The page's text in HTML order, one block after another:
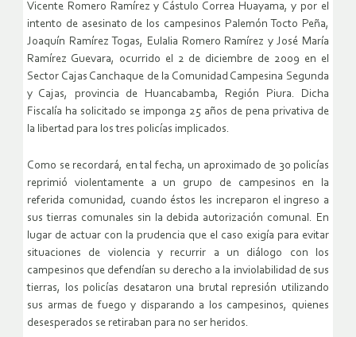
Vicente Romero Ramírez y Cástulo Correa Huayama, y por el
intento de asesinato de los campesinos Palemón Tocto Peña,
Joaquín Ramírez Togas, Eulalia Romero Ramírez y José María
Ramírez Guevara, ocurrido el 2 de diciembre de 2009 en el
Sector Cajas Canchaque de la Comunidad Campesina Segunda
y Cajas, provincia de Huancabamba, Región Piura. Dicha
Fiscalía ha solicitado se imponga 25 años de pena privativa de
la libertad para los tres policías implicados.
Como se recordará, en tal fecha, un aproximado de 30 policías
reprimió violentamente a un grupo de campesinos en la
referida comunidad, cuando éstos les increparon el ingreso a
sus tierras comunales sin la debida autorización comunal. En
lugar de actuar con la prudencia que el caso exigía para evitar
situaciones de violencia y recurrir a un diálogo con los
campesinos que defendían su derecho a la inviolabilidad de sus
tierras, los policías desataron una brutal represión utilizando
sus armas de fuego y disparando a los campesinos, quienes
desesperados se retiraban para no ser heridos.